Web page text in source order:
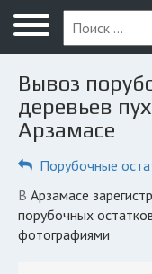
Главная
Вопрос юристу
Арзамас
ПОЛЬЗОВАТЕЛЯМ
Компании
Экоблог
Вывоз
деревьев
Арзамасе
Порубочные
в Арзамасе зарегистрирована 1 компания по вывозу
порубочных
фотографиями